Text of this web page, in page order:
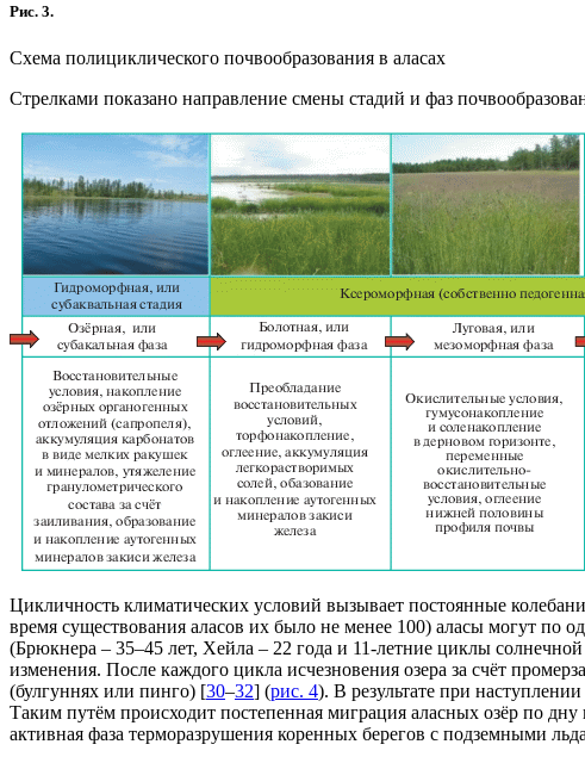
Рис. 3.
Схема полициклического почвообразования в аласах
Стрелками показано направление смены стадий и фаз
Цикличность климатических условий вызывает постоянные
время существования аласов их было не менее 100) аласы могут по
(Брюкнера – 35–45 лет, Хейла – 22 года и 11-летние циклы
изменения. После каждого цикла исчезновения озера за счёт
(булгуннях или пинго) [30–32] (рис. 4). В результате при
Таким путём происходит постепенная миграция аласных озёр по
активная фаза терморазрушения коренных берегов с подземными